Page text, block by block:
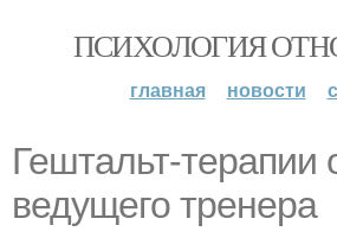
ПСИХОЛОГИЯ
главная новости
Гештальт-терапии
ведущего тренера